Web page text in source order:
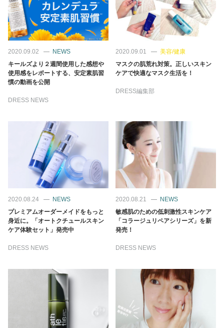
2020.09.02
NEWS
キールズより２週間使用した感想や
使用感をレポートする、安定素肌習
慣の動画を公開
DRESS NEWS
2020.09.01
美容/健康
マスクの肌荒れ対策。正しいスキン
ケアで快適なマスク生活を！
DRESS編集部
2020.08.24
NEWS
プレミアムオーダーメイドをもっと
身近に。「オートクチュールスキン
ケア体験セット」発売中
DRESS NEWS
2020.08.21
NEWS
敏感肌のための低刺激性スキンケア
「コラージュリペアシリーズ」を新
発売！
DRESS NEWS